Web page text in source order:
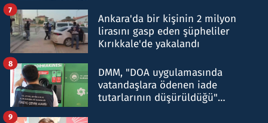
Ankara'da bir kişinin 2 milyon
lirasını gasp eden şüpheliler
Kırıkkale'de yakalandı
7
DMM, "DOA uygulamasında
vatandaşlara ödenen iade
tutarlarının düşürüldüğü"
8
9